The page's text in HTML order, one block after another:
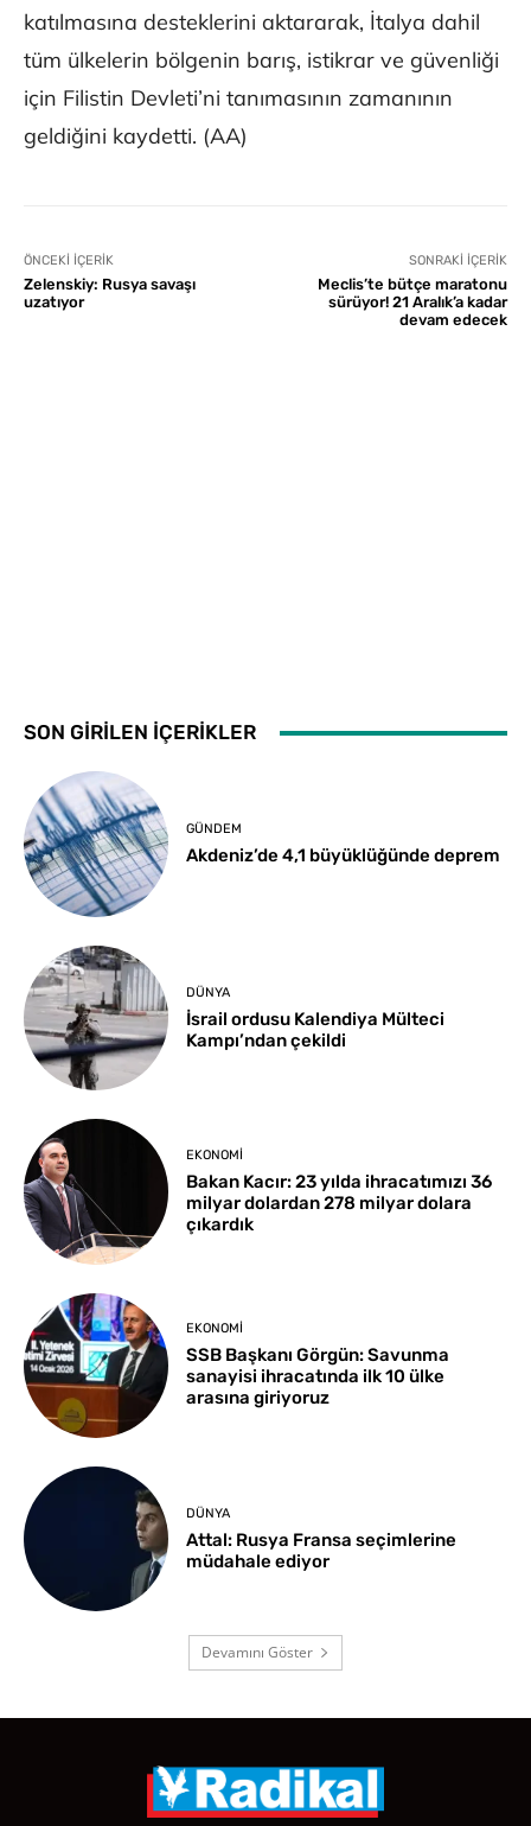
katılmasına desteklerini aktararak, İtalya dahil
tüm ülkelerin bölgenin barış, istikrar ve güvenliği
için Filistin Devleti’ni tanımasının zamanının
geldiğini kaydetti. (AA)
ÖNCEKI İÇERIK
Zelenskiy: Rusya savaşı
uzatıyor
SONRAKI İÇERIK
Meclis’te bütçe maratonu
sürüyor! 21 Aralık’a kadar
devam edecek
SON GİRİLEN İÇERİKLER
GÜNDEM
Akdeniz’de 4,1 büyüklüğünde deprem
DÜNYA
İsrail ordusu Kalendiya Mülteci
Kampı’ndan çekildi
EKONOMI
Bakan Kacır: 23 yılda ihracatımızı 36
milyar dolardan 278 milyar dolara
çıkardık
EKONOMI
SSB Başkanı Görgün: Savunma
sanayisi ihracatında ilk 10 ülke
arasına giriyoruz
DÜNYA
Attal: Rusya Fransa seçimlerine
müdahale ediyor
Devamını Göster